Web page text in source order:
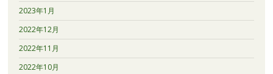
2023年1月
2022年12月
2022年11月
2022年10月